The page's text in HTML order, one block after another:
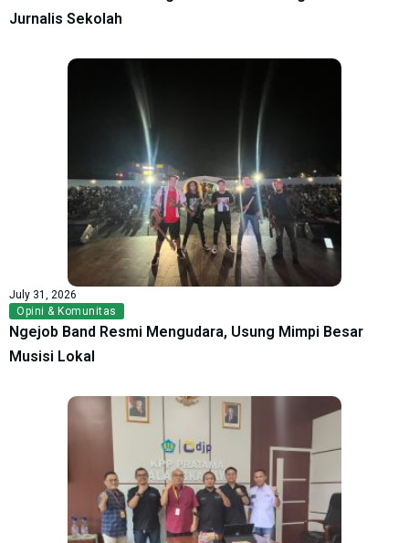
Jurnalis Sekolah
July 31, 2026
Opini & Komunitas
Ngejob Band Resmi Mengudara, Usung Mimpi Besar
Musisi Lokal